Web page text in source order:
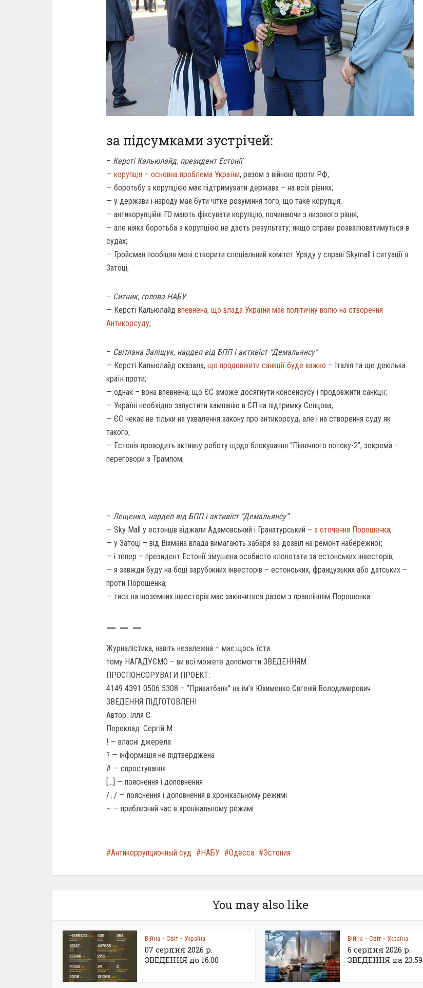
за підсумками зустрічей:
– Керсті Кальюлайд, президент Естонії:
— корупція – основна проблема України, разом з війною проти РФ;
— боротьбу з корупцією має підтримувати держава – на всіх рівнях;
— у держави і народу має бути чітке розуміння того, що таке корупція;
— антикорупційні ГО мають фіксувати корупцію, починаючи з низового рівня;
— але ніяка боротьба з корупцією не дасть результату, якщо справи розвалюватимуться в
судах;
— Гройсман пообіцяв мені створити спеціальний комітет Уряду у справі Skymall і ситуації в
Затоці;
– Ситник, голова НАБУ:
— Керсті Кальюлайд впевнена, що влада України має політичну волю на створення
Антикорсуду;
– Світлана Заліщук, нардеп від БПП і активіст “Демальянсу”:
— Керсті Кальюлайд сказала, що продовжити санкції буде важко – Італія та ще декілька
країн проти;
— однак – вона впевнена, що ЄС зможе досягнути консенсусу і продовжити санкції;
— Україні необхідно запустити кампанію в ЄП на підтримку Сенцова;
— ЄС чекає не тільки на ухвалення закону про антикорсуд, але і на створення суду як
такого;
— Естонія проводить активну роботу щодо блокування “Північного потоку-2”, зокрема –
переговори з Трампом;
– Лещенко, нардеп від БПП і активіст “Демальянсу”:
— Sky Mall у естонців віджали Адамовський і Гранатурський – з оточення Порошенка;
— у Затоці – від Віхмана влада вимагають хабаря за дозвіл на ремонт набережної;
— і тепер – президент Естонії змушена особисто клопотати за естонських інвесторів;
— я завжди буду на боці зарубіжних інвесторів – естонських, французьких або датських –
проти Порошенка;
— тиск на іноземних інвесторів має закінчитися разом з правлінням Порошенка.
— — —
Журналістика, навіть незалежна – має щось їсти.
тому НАГАДУЄМО – ви всі можете допомогти ЗВЕДЕННЯМ.
ПРОСПОНСОРУВАТИ ПРОЕКТ:
4149 4391 0506 5308 – “Приватбанк” на ім’я Юхименко Євгеній Володимирович
ЗВЕДЕННЯ ПІДГОТОВЛЕНІ
Автор: Ілля С.
Переклад: Сергій М.
! — власні джерела
? — інформація не підтверджена
# — спростування
[…] — пояснення і доповнення
/…/ — пояснення і доповнення в хронікальному режимі
~ — приблизний час в хронікальному режимі
Антикоррупционный суд НАБУ Одесса Эстония
You may also like
Війна • Світ • Україна
07 серпня 2026 р.
ЗВЕДЕННЯ до 16.00
Війна • Світ • Україна
6 серпня 2026 р.
ЗВЕДЕННЯ на 23:59